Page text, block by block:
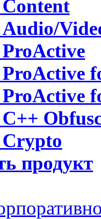
Content
Audio/
ProActive
ProActive
ProActive
C++
Crypto
продукт